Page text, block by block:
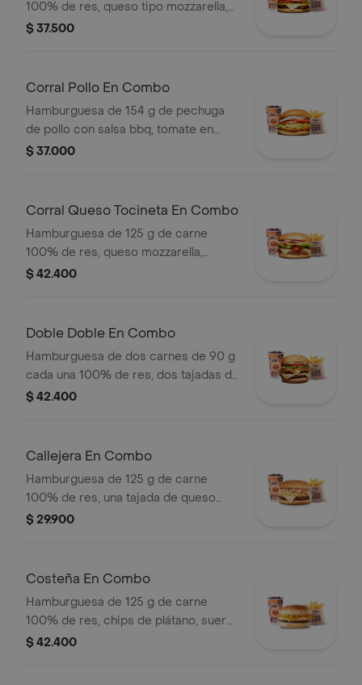
100% de res, queso tipo mozzarella,
tomate en rodajas, cebolla en rodajas,
$ 37.500
Corral Pollo En Combo
Hamburguesa de 154 g de pechuga
de pollo con salsa bbq, tomate en
rodajas, cebolla en rodajas, lechuga y
$ 37.000
Corral Queso Tocineta En Combo
Hamburguesa de 125 g de carne
100% de res, queso mozzarella,
tocineta, tomate en rodajas, cebolla
bebida
$ 42.400
Doble Doble En Combo
Hamburguesa de dos carnes de 90 g
cada una 100% de res, dos tajadas de
queso tipo mozzarella, cebolla grillé,
cascos) + bebida PET
$ 42.400
Callejera En Combo
Hamburguesa de 125 g de carne
100% de res, una tajada de queso
tipo mozzarella, papas callejera, salsa
+ bebida PET
$ 29.900
Costeña En Combo
Hamburguesa de 125 g de carne
100% de res, chips de plátano, suero,
queso costeño rallado y salsa blanca
$ 42.400